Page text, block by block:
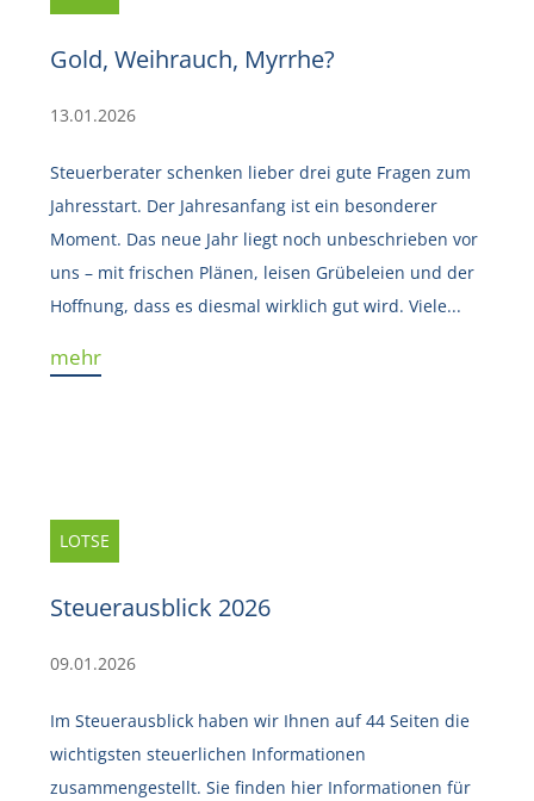
Gold, Weihrauch, Myrrhe?
13.01.2026
Steuerberater schenken lieber drei gute Fragen zum
Jahresstart. Der Jahresanfang ist ein besonderer
Moment. Das neue Jahr liegt noch unbeschrieben vor
uns – mit frischen Plänen, leisen Grübeleien und der
Hoffnung, dass es diesmal wirklich gut wird. Viele...
mehr
LOTSE
Steuerausblick 2026
09.01.2026
Im Steuerausblick haben wir Ihnen auf 44 Seiten die
wichtigsten steuerlichen Informationen
zusammengestellt. Sie finden hier Informationen für